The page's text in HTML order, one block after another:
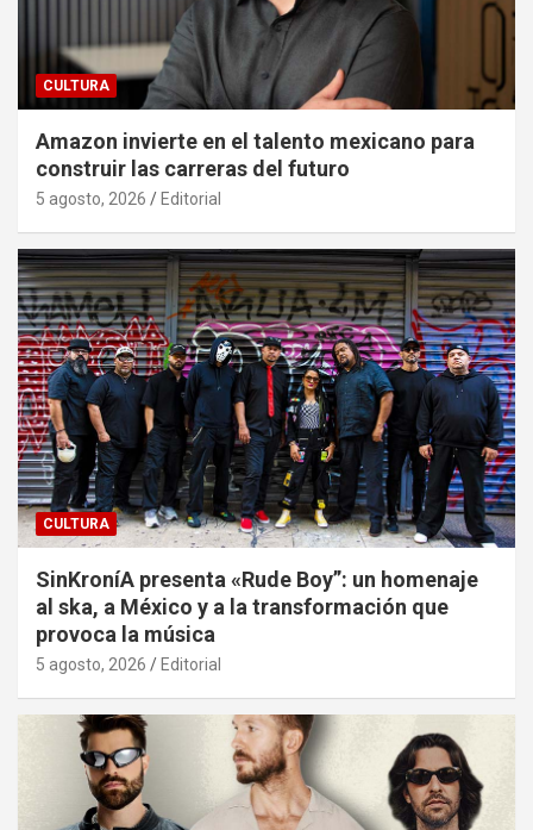
CULTURA
Amazon invierte en el talento mexicano para
construir las carreras del futuro
5 agosto, 2026 Editorial
CULTURA
SinKroníA presenta «Rude Boy”: un homenaje
al ska, a México y a la transformación que
provoca la música
5 agosto, 2026 Editorial